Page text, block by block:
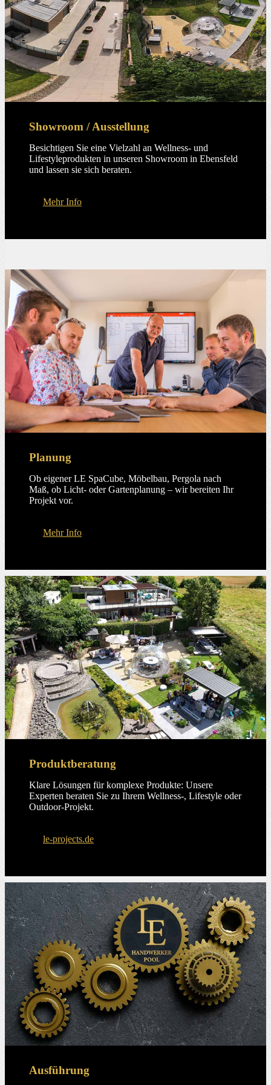
Showroom / Ausstellung
Besichtigen Sie eine Vielzahl an Wellness- und
Lifestyleprodukten in unseren Showroom in Ebensfeld
und lassen sie sich beraten.
Mehr Info
Planung
Ob eigener LE SpaCube, Möbelbau, Pergola nach
Maß, ob Licht- oder Gartenplanung – wir bereiten Ihr
Projekt vor.
Mehr Info
Produktberatung
Klare Lösungen für komplexe Produkte: Unsere
Experten beraten Sie zu Ihrem Wellness-, Lifestyle oder
Outdoor-Projekt.
le-projects.de
Ausführung